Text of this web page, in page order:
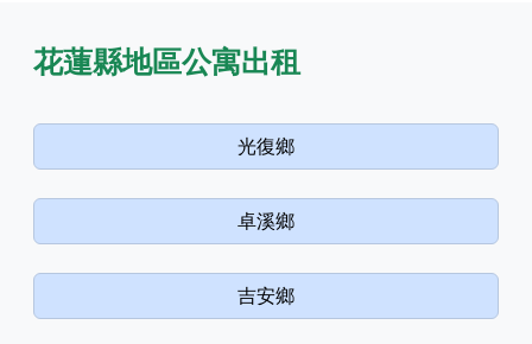
花蓮縣地區公寓出租
光復鄉
卓溪鄉
吉安鄉